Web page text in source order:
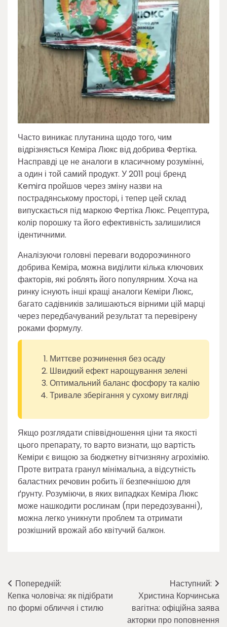
Часто виникає плутанина щодо того, чим
відрізняється Кеміра Люкс від добрива Фертіка.
Насправді це не аналоги в класичному розумінні,
а один і той самий продукт. У 2011 році бренд
Kemira пройшов через зміну назви на
пострадянському просторі, і тепер цей склад
випускається під маркою Фертіка Люкс. Рецептура,
колір порошку та його ефективність залишилися
ідентичними.
Аналізуючи головні переваги водорозчинного
добрива Кеміра, можна виділити кілька ключових
факторів, які роблять його популярним. Хоча на
ринку існують інші кращі аналоги Кеміри Люкс,
багато садівників залишаються вірними цій марці
через передбачуваний результат та перевірену
роками формулу.
Миттєве розчинення без осаду
Швидкий ефект нарощування зелені
Оптимальний баланс фосфору та калію
Тривале зберігання у сухому вигляді
Якщо розглядати співвідношення ціни та якості
цього препарату, то варто визнати, що вартість
Кеміри є вищою за бюджетну вітчизняну агрохімію.
Проте витрата гранул мінімальна, а відсутність
баластних речовин робить її безпечнішою для
ґрунту. Розуміючи, в яких випадках Кеміра Люкс
може нашкодити рослинам (при передозуванні),
можна легко уникнути проблем та отримати
розкішний врожай або квітучий балкон.
Навігація
записів
Попередній:
Кепка чоловіча: як підібрати
по формі обличчя і стилю
Наступний:
Христина Корчинська
вагітна: офіційна заява
акторки про поповнення